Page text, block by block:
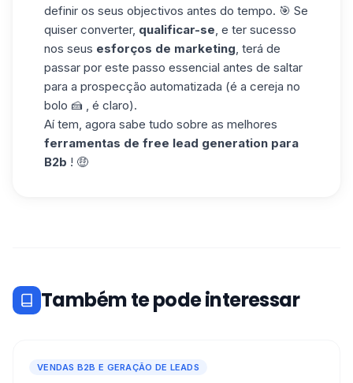
definir os seus objectivos antes do tempo. 🎯 Se
quiser converter, qualificar-se, e ter sucesso
nos seus esforços de marketing, terá de
passar por este passo essencial antes de saltar
para a prospecção automatizada (é a cereja no
bolo 🍰 , é claro).
Aí tem, agora sabe tudo sobre as melhores
ferramentas de free lead generation para
B2b ! 🤑
Também te pode interessar
VENDAS B2B E GERAÇÃO DE LEADS